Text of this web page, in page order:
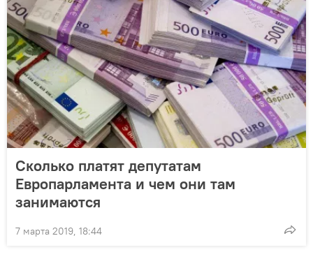
Сколько платят депутатам
Европарламента и чем они там
занимаются
7 марта 2019, 18:44